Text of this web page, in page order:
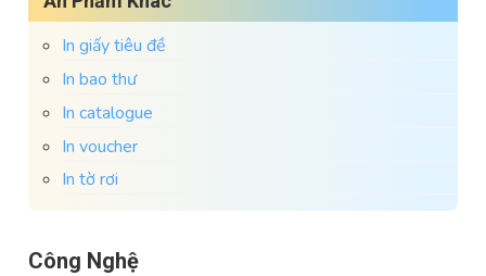
In giấy tiêu đề
In bao thư
In catalogue
In voucher
In tờ rơi
Công Nghệ